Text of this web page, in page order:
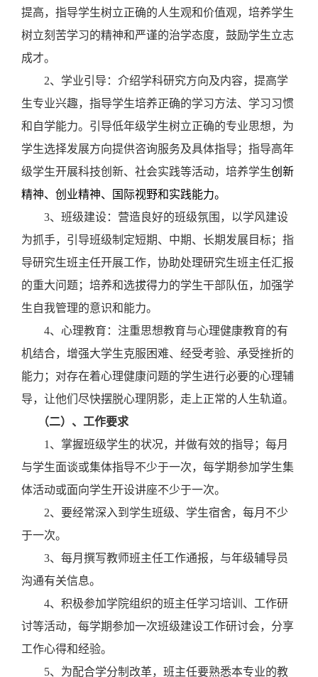
提高，指导学生树立正确的人生观和价值观，培养学生
树立刻苦学习的精神和严谨的治学态度，鼓励学生立志
成才。
2、学业引导：介绍学科研究方向及内容，提高学
生专业兴趣，指导学生培养正确的学习方法、学习习惯
和自学能力。引导低年级学生树立正确的专业思想，为
学生选择发展方向提供咨询服务及具体指导；指导高年
级学生开展科技创新、社会实践等活动，培养学生创新
精神、创业精神、国际视野和实践能力。
3、班级建设：营造良好的班级氛围，以学风建设
为抓手，引导班级制定短期、中期、长期发展目标； 指
导研究生班主任开展工作，协助处理研究生班主任汇报
的重大问题； 培养和选拔得力的学生干部队伍，加强学
生自我管理的意识和能力。
4、心理教育： 注重思想教育与心理健康教育的有
机结合，增强大学生克服困难、经受考验、承受挫折的
能力； 对存在着心理健康问题的学生进行必要的心理辅
导，让他们尽快摆脱心理阴影，走上正常的人生轨道。
（二）、工作要求
1 、掌握班级学生的状况，并做有效的指导；每月
与学生面谈或集体指导不少于一次，每学期参加学生集
体活动或面向学生开设讲座不少于一次。
2、要经常深入到学生班级、学生宿舍，每月不少
于一次。
3、每月撰写教师班主任工作通报，与年级辅导员
沟通有关信息。
4、积极参加学院组织的班主任学习培训、工作研
讨等活动，每学期参加一次班级建设工作研讨会，分享
工作心得和经验。
5、为配合学分制改革，班主任要熟悉本专业的教